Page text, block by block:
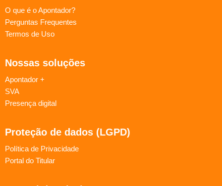
O que é o Apontador?
Perguntas Frequentes
Termos de Uso
Nossas soluções
Apontador +
SVA
Presença digital
Proteção de dados (LGPD)
Política de Privacidade
Portal do Titular